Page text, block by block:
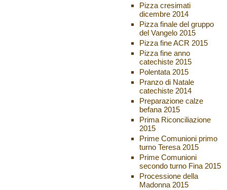
Pizza cresimati
dicembre 2014
Pizza finale del gruppo
del Vangelo 2015
Pizza fine ACR 2015
Pizza fine anno
catechiste 2015
Polentata 2015
Pranzo di Natale
catechiste 2014
Preparazione calze
befana 2015
Prima Riconciliazione
2015
Prime Comunioni primo
turno Teresa 2015
Prime Comunioni
secondo turno Fina 2015
Processione della
Madonna 2015